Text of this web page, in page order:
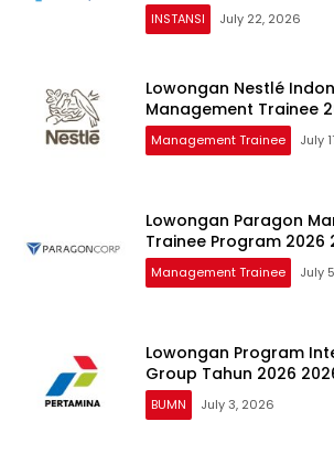
INSTANSI July 22, 2026
Lowongan Nestlé
Management Trainee
Management Trainee July
Lowongan Paragon
Trainee Program 2026
Management Trainee July
Lowongan Program
Group Tahun 2026
BUMN July 3, 2026